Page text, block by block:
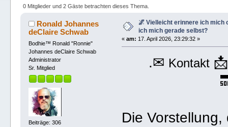
345 mal)
0 Mitglieder und 2 Gäste betrachten dieses Thema.
Ronald Johannes
deClaire Schwab
Bodhie™ Ronald "Ronnie"
Johannes deClaire Schwab
Administrator
Sr. Mitglied
Beiträge: 306
🌌 Vielleicht erinnere ich mich
ich mich gerade selbst?
«am: 17. April 2026, 23:29:32 »
.✉ Kontakt
Die